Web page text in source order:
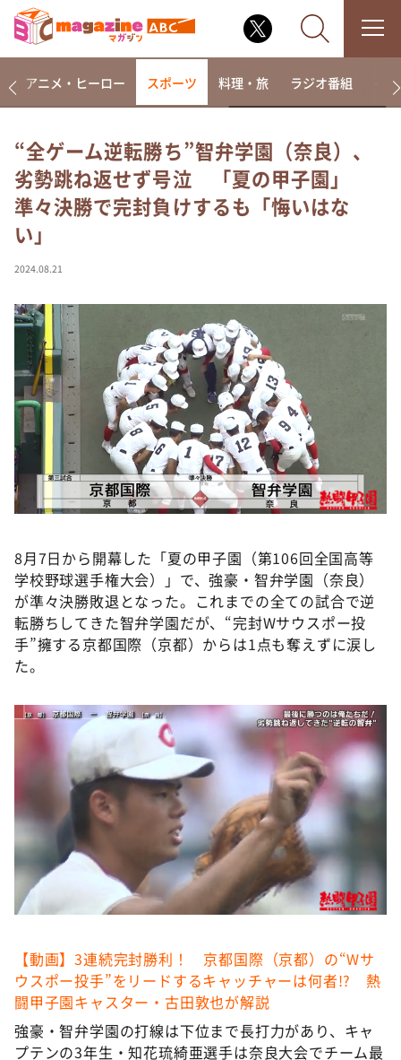
なるみ・岡村の過ぎるTV
相席食堂
～人生密着トークバラエティ！～ やすとものいたっ
て真剣です
探偵！ナイトスクープ
news おかえり
河合＆A.B.C-Z塚田×福井アナ「なんでやねん！？」
（news おかえり）
DAIGOも台所 ～きょうの献立 何にする？～
本日はダイアンなり！シーズン２
朝だ！生です旅サラダ
教えて！ニュースライブ 正義のミカタ
新婚さんいらっしゃい！
ポツンと一軒家
ザキ山小屋本館
ぺこぱのまるスポ
アニメ・ヒーロー スポーツ 料理・旅 ラジオ番組 そ
“全ゲーム逆転勝ち”智弁学園（奈良）、
劣勢跳ね返せず号泣 「夏の甲子園」
準々決勝で完封負けするも「悔いはな
い」
2024.08.21
8月7日から開幕した「夏の甲子園（第106回全国高等
学校野球選手権大会）」で、強豪・智弁学園（奈良）
が準々決勝敗退となった。これまでの全ての試合で逆
転勝ちしてきた智弁学園だが、“完封Wサウスポー投
手”擁する京都国際（京都）からは1点も奪えずに涙し
た。
【動画】3連続完封勝利！ 京都国際（京都）の“Wサ
ウスポー投手”をリードするキャッチャーは何者!? 熱
闘甲子園キャスター・古田敦也が解説
強豪・智弁学園の打線は下位まで長打力があり、キャ
プテンの3年生・知花琉綺亜選手は奈良大会でチーム最